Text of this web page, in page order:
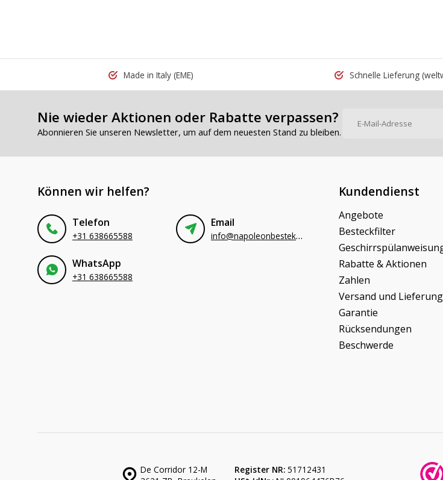
Made in Italy (EME) Schnelle Lieferung
Nie wieder Aktionen oder Rabatte verpassen?
Abonnieren Sie unseren Newsletter, um auf dem neuesten Stand zu bleiben.
Können wir helfen?
Telefon
+31 638665588
Email
info@napoleonbestek.nl
WhatsApp
+31 638665588
Kundendienst
Angebote
Besteckfilter
Rabatte & Aktionen
Zahlen
Versand und Lieferung
Garantie
Rücksendungen
Beschwerde
De Corridor 12-M
Register NR: 51712431